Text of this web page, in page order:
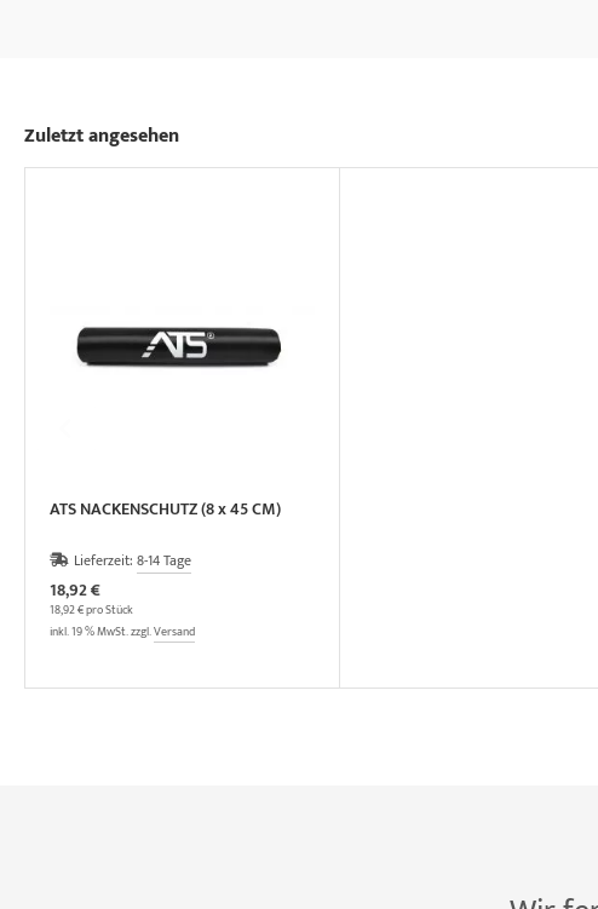
Zuletzt angesehen
ATS NACKENSCHUTZ (8 x 45 CM)
Lieferzeit: 8-14 Tage
18,92 €
18,92 € pro Stück
inkl. 19 % MwSt. zzgl.Versand